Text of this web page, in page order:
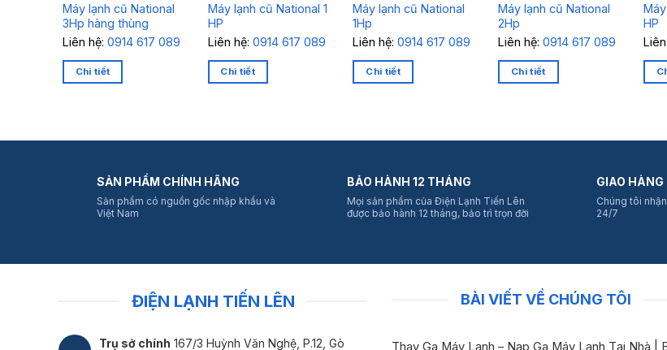
Máy lạnh cũ National
3Hp hàng thùng
Liên hệ: 0914 617 089
Chi tiết
Máy lạnh cũ National 1
HP
Liên hệ: 0914 617 089
Chi tiết
Máy lạnh cũ National
1Hp
Liên hệ:0914 617 089
Chi tiết
Máy lạnh cũ National
2Hp
Liên hệ:0914 617 089
Chi tiết
HP
SẢN PHẨM CHÍNH HÃNG
Sản phẩm có nguồn gốc nhập khẩu và
Việt Nam
BẢO HÀNH 12 THÁNG
Mọi sản phẩm của Điện Lạnh Tiến Lên
được bảo hành 12 tháng, bảo trì trọn đời
GIAO HÀNG
Chúng tôi
24/7
ĐIỆN LẠNH TIẾN LÊN
Trụ sở chính 167/3 Huỳnh Văn Nghệ, P.12, Gò
BÀI VIẾT VỀ CHÚNG TÔI
Thay Ga Máy Lạnh – Nạp Ga Máy Lạnh Tại Nhà |